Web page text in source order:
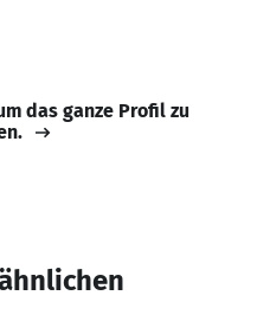
das ganze Profil zu